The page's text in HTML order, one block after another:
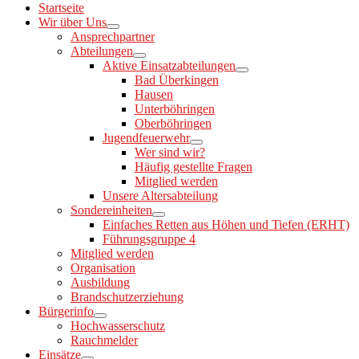
Startseite
Wir über Uns
Ansprechpartner
Abteilungen
Aktive Einsatzabteilungen
Bad Überkingen
Hausen
Unterböhringen
Oberböhringen
Jugendfeuerwehr
Wer sind wir?
Häufig gestellte Fragen
Mitglied werden
Unsere Altersabteilung
Sondereinheiten
Einfaches Retten aus Höhen und Tiefen (ERHT)
Führungsgruppe 4
Mitglied werden
Organisation
Ausbildung
Brandschutzerziehung
Bürgerinfo
Hochwasserschutz
Rauchmelder
Einsätze